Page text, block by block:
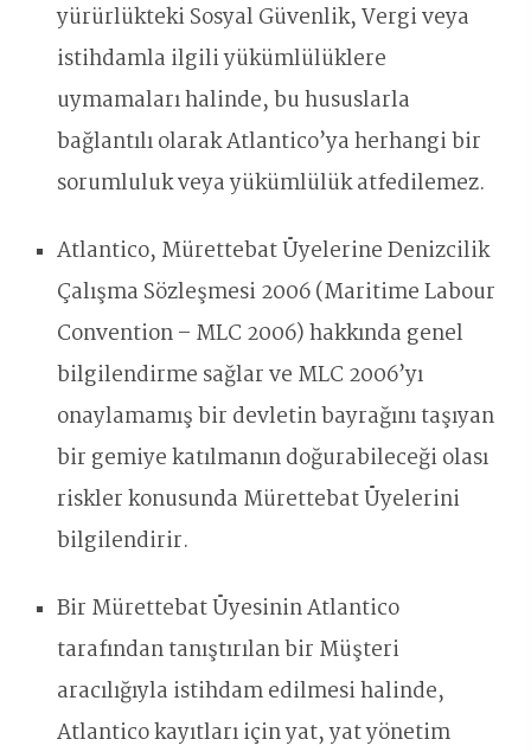
yürürlükteki Sosyal Güvenlik, Vergi veya
istihdamla ilgili yükümlülüklere
uymamaları halinde, bu hususlarla
bağlantılı olarak Atlantico’ya herhangi bir
sorumluluk veya yükümlülük atfedilemez.
Atlantico, Mürettebat Üyelerine Denizcilik
Çalışma Sözleşmesi 2006 (Maritime Labour
Convention – MLC 2006) hakkında genel
bilgilendirme sağlar ve MLC 2006’yı
onaylamamış bir devletin bayrağını taşıyan
bir gemiye katılmanın doğurabileceği olası
riskler konusunda Mürettebat Üyelerini
bilgilendirir.
Bir Mürettebat Üyesinin Atlantico
tarafından tanıştırılan bir Müşteri
aracılığıyla istihdam edilmesi halinde,
Atlantico kayıtları için yat, yat yönetim